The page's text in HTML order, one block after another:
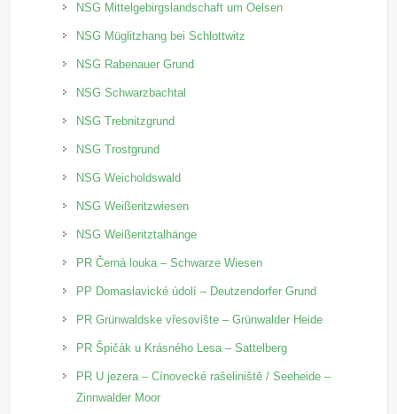
NSG Mittelgebirgslandschaft um Oelsen
NSG Müglitzhang bei Schlottwitz
NSG Rabenauer Grund
NSG Schwarzbachtal
NSG Trebnitzgrund
NSG Trostgrund
NSG Weicholdswald
NSG Weißeritzwiesen
NSG Weißeritztalhänge
PR Černá louka – Schwarze Wiesen
PP Domaslavické údolí – Deutzendorfer Grund
PR Grünwaldske vřesovište – Grünwalder Heide
PR Špičák u Krásného Lesa – Sattelberg
PR U jezera – Cínovecké rašeliniště / Seeheide –
Zinnwalder Moor